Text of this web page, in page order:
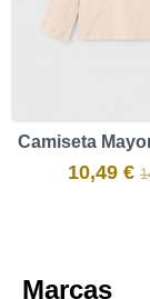
Camiseta
10,49 €
Marcas